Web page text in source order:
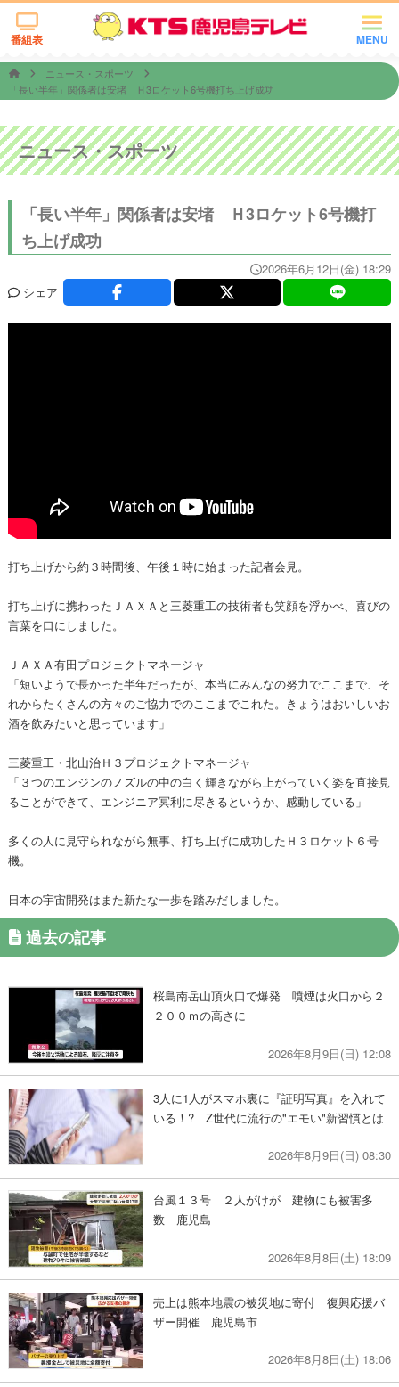
MENU
番組表
ニュース・スポーツ
「長い半年」関係者は安堵 Ｈ3ロケット6号機打ち上げ成功
ニュース・スポーツ
「長い半年」関係者は安堵 Ｈ3ロケット6号機打
ち上げ成功
2026年6月12日(金) 18:29
シェア
打ち上げから約３時間後、午後１時に始まった記者会見。
打ち上げに携わったＪＡＸＡと三菱重工の技術者も笑顔を浮かべ、喜びの
言葉を口にしました。
ＪＡＸＡ有田プロジェクトマネージャ
「短いようで長かった半年だったが、本当にみんなの努力でここまで、そ
れからたくさんの方々のご協力でのここまでこれた。きょうはおいしいお
酒を飲みたいと思っています」
三菱重工・北山治Ｈ３プロジェクトマネージャ
「３つのエンジンのノズルの中の白く輝きながら上がっていく姿を直接見
ることができて、エンジニア冥利に尽きるというか、感動している」
多くの人に見守られながら無事、打ち上げに成功したＨ３ロケット６号
機。
日本の宇宙開発はまた新たな一歩を踏みだしました。
過去の記事
桜島南岳山頂火口で爆発 噴煙は火口から２
２００ｍの高さに
2026年8月9日(日) 12:08
3人に1人がスマホ裏に『証明写真』を入れて
いる！? Z世代に流行の"エモい"新習慣とは
2026年8月9日(日) 08:30
台風１３号 ２人がけが 建物にも被害多
数 鹿児島
2026年8月8日(土) 18:09
売上は熊本地震の被災地に寄付 復興応援バ
ザー開催 鹿児島市
2026年8月8日(土) 18:06